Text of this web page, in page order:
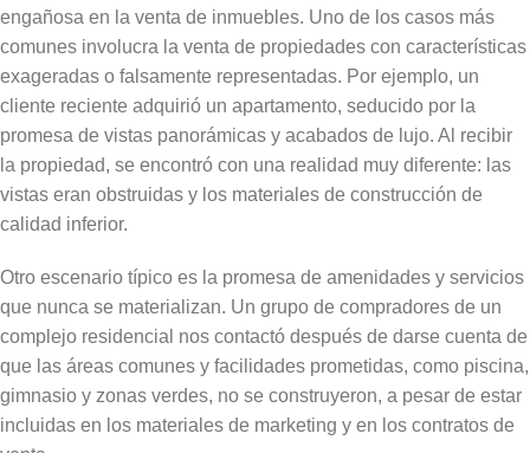
engañosa en la venta de inmuebles. Uno de los casos más
comunes involucra la venta de propiedades con características
exageradas o falsamente representadas. Por ejemplo, un
cliente reciente adquirió un apartamento, seducido por la
promesa de vistas panorámicas y acabados de lujo. Al recibir
la propiedad, se encontró con una realidad muy diferente: las
vistas eran obstruidas y los materiales de construcción de
calidad inferior.
Otro escenario típico es la promesa de amenidades y servicios
que nunca se materializan. Un grupo de compradores de un
complejo residencial nos contactó después de darse cuenta de
que las áreas comunes y facilidades prometidas, como piscina,
gimnasio y zonas verdes, no se construyeron, a pesar de estar
incluidas en los materiales de marketing y en los contratos de